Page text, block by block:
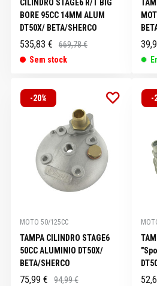
CILINDRO STAGE6 R/T BIG
BORE 95CC 14MM ALUM
DT50X/ BETA/SHERCO
535,83 €
669,78 €
Sem stock
-20%
MOTO 50/125CC
TAMPA CILINDRO STAGE6
50CC ALUMINIO DT50X/
BETA/SHERCO
75,99 €
94,99 €
-